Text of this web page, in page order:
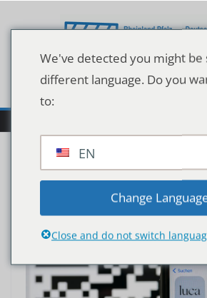
Inhalt
Luca-App
We've detected you might be
different language. Do you
to:
EN
Change
Close and do not switch